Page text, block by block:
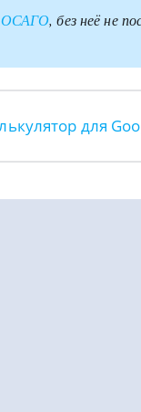
ОСАГО, без неё не
для